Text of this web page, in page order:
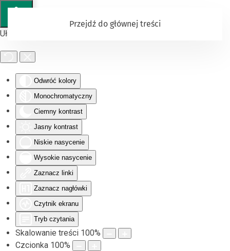
Ułatwienia dostępu
Odwróć kolory
Monochromatyczny
Ciemny kontrast
Jasny kontrast
Niskie nasycenie
Wysokie nasycenie
Zaznacz linki
Zaznacz nagłówki
Czytnik ekranu
Tryb czytania
Skalowanie treści 100%
Czcionka 100%
Przejdź do głównej treści